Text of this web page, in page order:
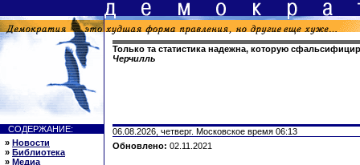
Только та статистика надежна, которую
Черчилль
СОДЕРЖАНИЕ:
» Новости
» Библиотека
» Медиа
06.08.2026, четверг. Московское время 06:13
Обновлено: 02.11.2021